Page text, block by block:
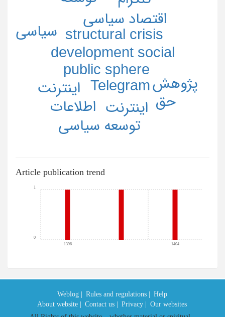
development social
public sphere
structural crisis
Telegram
اقتصاد سیاسی
اینترنت
توسعه سیاسی
اطلاعات
اینترنت
پژوهش
حق
سیاسی
Article publication trend
1396 1404
0
1
Weblog | Rules and regulations |
Help
About website |
Contact us | Privacy |
Our websites